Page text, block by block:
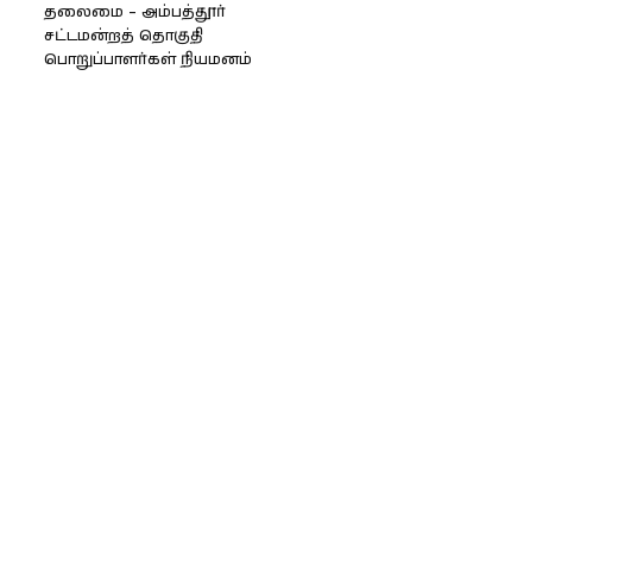
தலைமை – அம்பத்தூர்
சட்டமன்றத் தொகுதி
பொறுப்பாளர்கள் நியமனம்